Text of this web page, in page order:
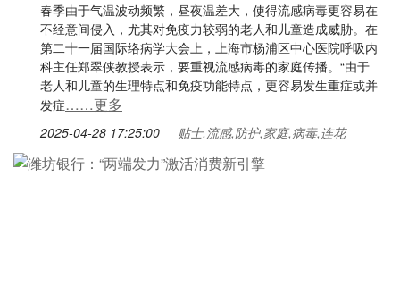
春季由于气温波动频繁，昼夜温差大，使得流感病毒更容易在
不经意间侵入，尤其对免疫力较弱的老人和儿童造成威胁。在
第二十一届国际络病学大会上，上海市杨浦区中心医院呼吸内
科主任郑翠侠教授表示，要重视流感病毒的家庭传播。“由于
老人和儿童的生理特点和免疫功能特点，更容易发生重症或并
发症……更多
2025-04-28 17:25:00 贴士,流感,防护,家庭,病毒,连花